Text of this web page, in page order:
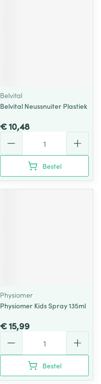
Belvital
Belvital Neussnuiter Plastiek
€ 10,48
Bestel
Physiomer
Physiomer Kids Spray 135ml
€ 15,99
Bestel